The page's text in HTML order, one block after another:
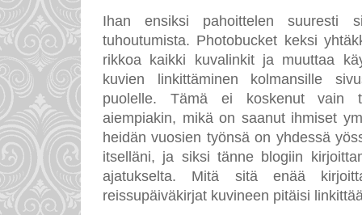
Ihan ensiksi pahoittelen suuresti
tuhoutumista. Photobucket keksi
rikkoa kaikki kuvalinkit ja muuttaa
kuvien linkittäminen kolmansille
puolelle. Tämä ei koskenut vain
aiempiakin, mikä on saanut ihmiset
heidän vuosien työnsä on yhdessä
itselläni, ja siksi tänne blogiin
ajatukselta. Mitä sitä enää
reissupäiväkirjat kuvineen pitäisi